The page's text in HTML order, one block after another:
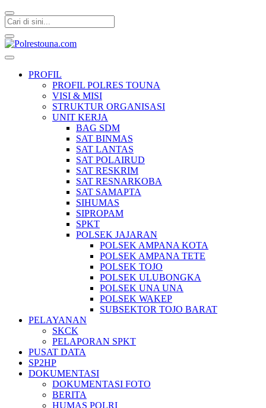
PROFIL
PROFIL POLRES TOUNA
VISI & MISI
STRUKTUR ORGANISASI
UNIT KERJA
BAG SDM
SAT BINMAS
SAT LANTAS
SAT POLAIRUD
SAT RESKRIM
SAT RESNARKOBA
SAT SAMAPTA
SIHUMAS
SIPROPAM
SPKT
POLSEK JAJARAN
POLSEK AMPANA KOTA
POLSEK AMPANA TETE
POLSEK TOJO
POLSEK ULUBONGKA
POLSEK UNA UNA
POLSEK WAKEP
SUBSEKTOR TOJO BARAT
PELAYANAN
SKCK
PELAPORAN SPKT
PUSAT DATA
SP2HP
DOKUMENTASI
DOKUMENTASI FOTO
BERITA
HUMAS POLRI